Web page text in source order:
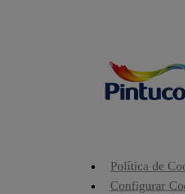
Política de
Configurar